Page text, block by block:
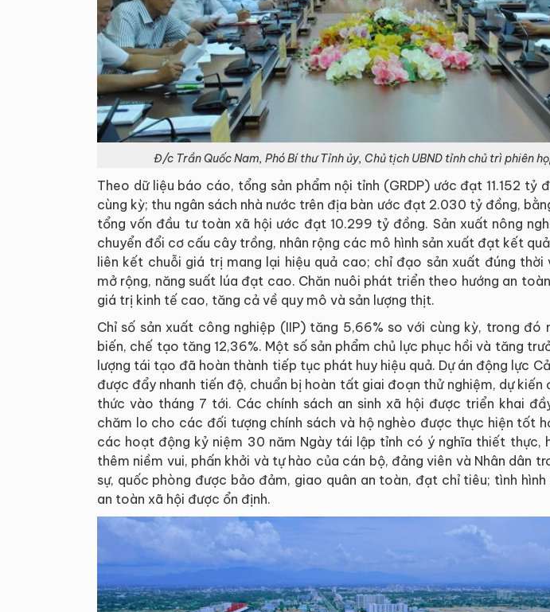
Đ/c Trần Quốc Nam, Phó Bí thư Tỉnh ủy, Chủ tịch UBND tỉnh chủ trì phiên
Theo dữ liệu báo cáo, tổng sản phẩm nội tỉnh (GRDP) ước đạt 11.152 tỷ
cùng kỳ; thu ngân sách nhà nước trên địa bàn ước đạt 2.030 tỷ đồng,
tổng vốn đầu tư toàn xã hội ước đạt 10.299 tỷ đồng. Sản xuất nông
chuyển đổi cơ cấu cây trồng, nhân rộng các mô hình sản xuất đạt kết
liên kết chuỗi giá trị mang lại hiệu quả cao; chỉ đạo sản xuất đúng
mở rộng, năng suất lúa đạt cao. Chăn nuôi phát triển theo hướng an
giá trị kinh tế cao, tăng cả về quy mô và sản lượng thịt.
Chỉ số sản xuất công nghiệp (IIP) tăng 5,66% so với cùng kỳ, trong đó
biến, chế tạo tăng 12,36%. Một số sản phẩm chủ lực phục hồi và tăng
lượng tái tạo đã hoàn thành tiếp tục phát huy hiệu quả. Dự án động lực
được đẩy nhanh tiến độ, chuẩn bị hoàn tất giai đoạn thử nghiệm, dự kiến
thức vào tháng 7 tới. Các chính sách an sinh xã hội được triển khai
chăm lo cho các đối tượng chính sách và hộ nghèo được thực hiện tốt
các hoạt động kỷ niệm 30 năm Ngày tái lập tỉnh có ý nghĩa thiết thực,
thêm niềm vui, phấn khởi và tự hào của cán bộ, đảng viên và Nhân dân
sự, quốc phòng được bảo đảm, giao quân an toàn, đạt chỉ tiêu; tình
an toàn xã hội được ổn định.